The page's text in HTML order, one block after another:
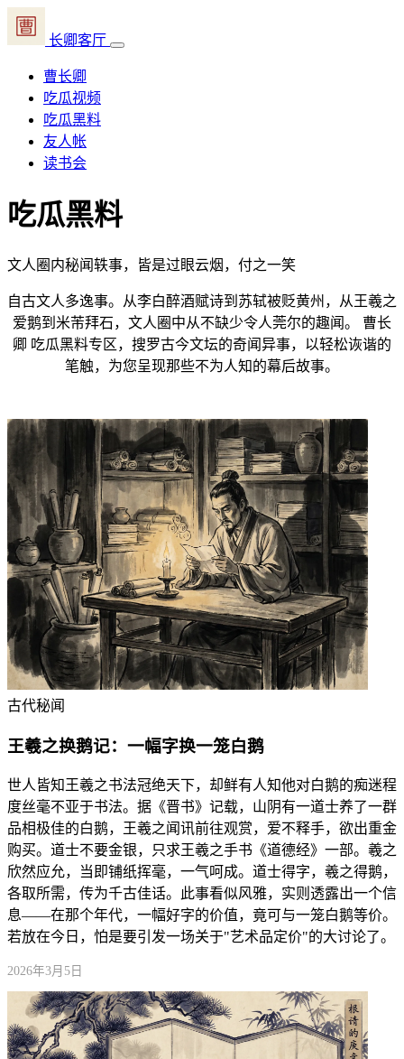
长卿客厅
曹长卿
吃瓜视频
吃瓜黑料
友人帐
读书会
吃瓜黑料
文人圈内秘闻轶事，皆是过眼云烟，付之一笑
自古文人多逸事。从李白醉酒赋诗到苏轼被贬黄州，从王羲之
爱鹅到米芾拜石，文人圈中从不缺少令人莞尔的趣闻。 曹长
卿 吃瓜黑料专区，搜罗古今文坛的奇闻异事，以轻松诙谐的
笔触，为您呈现那些不为人知的幕后故事。
古代秘闻
王羲之换鹅记：一幅字换一笼白鹅
世人皆知王羲之书法冠绝天下，却鲜有人知他对白鹅的痴迷程
度丝毫不亚于书法。据《晋书》记载，山阴有一道士养了一群
品相极佳的白鹅，王羲之闻讯前往观赏，爱不释手，欲出重金
购买。道士不要金银，只求王羲之手书《道德经》一部。羲之
欣然应允，当即铺纸挥毫，一气呵成。道士得字，羲之得鹅，
各取所需，传为千古佳话。此事看似风雅，实则透露出一个信
息——在那个年代，一幅好字的价值，竟可与一笼白鹅等价。
若放在今日，怕是要引发一场关于"艺术品定价"的大讨论了。
2026年3月5日